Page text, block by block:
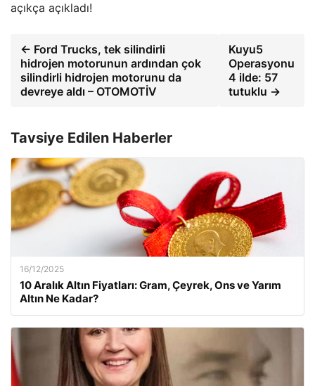
açıkça açıkladı!
← Ford Trucks, tek silindirli
hidrojen motorunun ardından çok
silindirli hidrojen motorunu da
devreye aldı – OTOMOTİV
Kuyu5
Operasyonu
4 ilde: 57
tutuklu →
Tavsiye Edilen Haberler
16/12/2025
10 Aralık Altın Fiyatları: Gram, Çeyrek, Ons ve Yarım
Altın Ne Kadar?